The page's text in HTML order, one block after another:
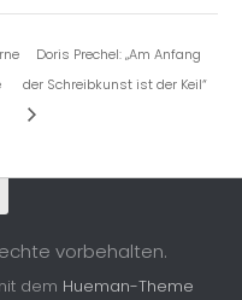
Doris Prechel: „Am Anfang
der Schreibkunst ist der Keil“
vorbehalten.
dem Hueman-Theme